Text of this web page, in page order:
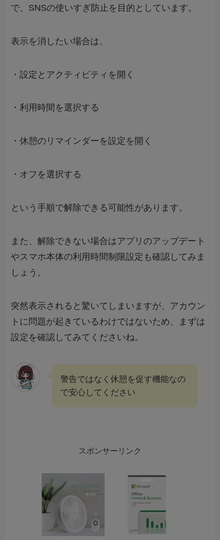
で、SNSの使いすぎ防止を目的としています。
表示を消したい場合は、
・設定とアクティビティを開く
・利用時間を選択する
・休憩のリマインダーを設定を開く
・オフを選択する
という手順で解除できる可能性があります。
また、解除できない場合はアプリのアップデート
やスマホ本体の利用時間制限設定も確認してみま
しょう。
突然表示されると驚いてしまいますが、アカウン
トに問題が起きているわけではないため、まずは
設定を確認してみてくださいね。
警告ではなく休憩を促す機能なの
で安心してください
スポンサーリンク